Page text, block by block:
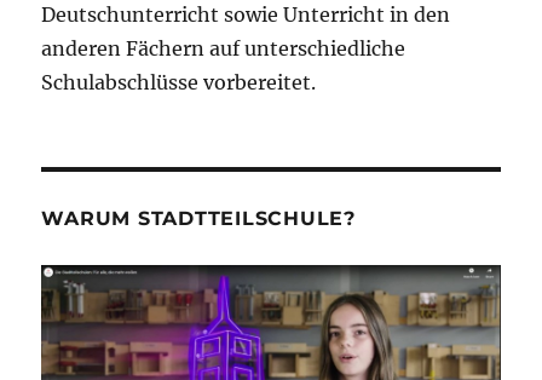
Deutschunterricht sowie Unterricht in den
anderen Fächern auf unterschiedliche
Schulabschlüsse vorbereitet.
WARUM STADTTEILSCHULE?